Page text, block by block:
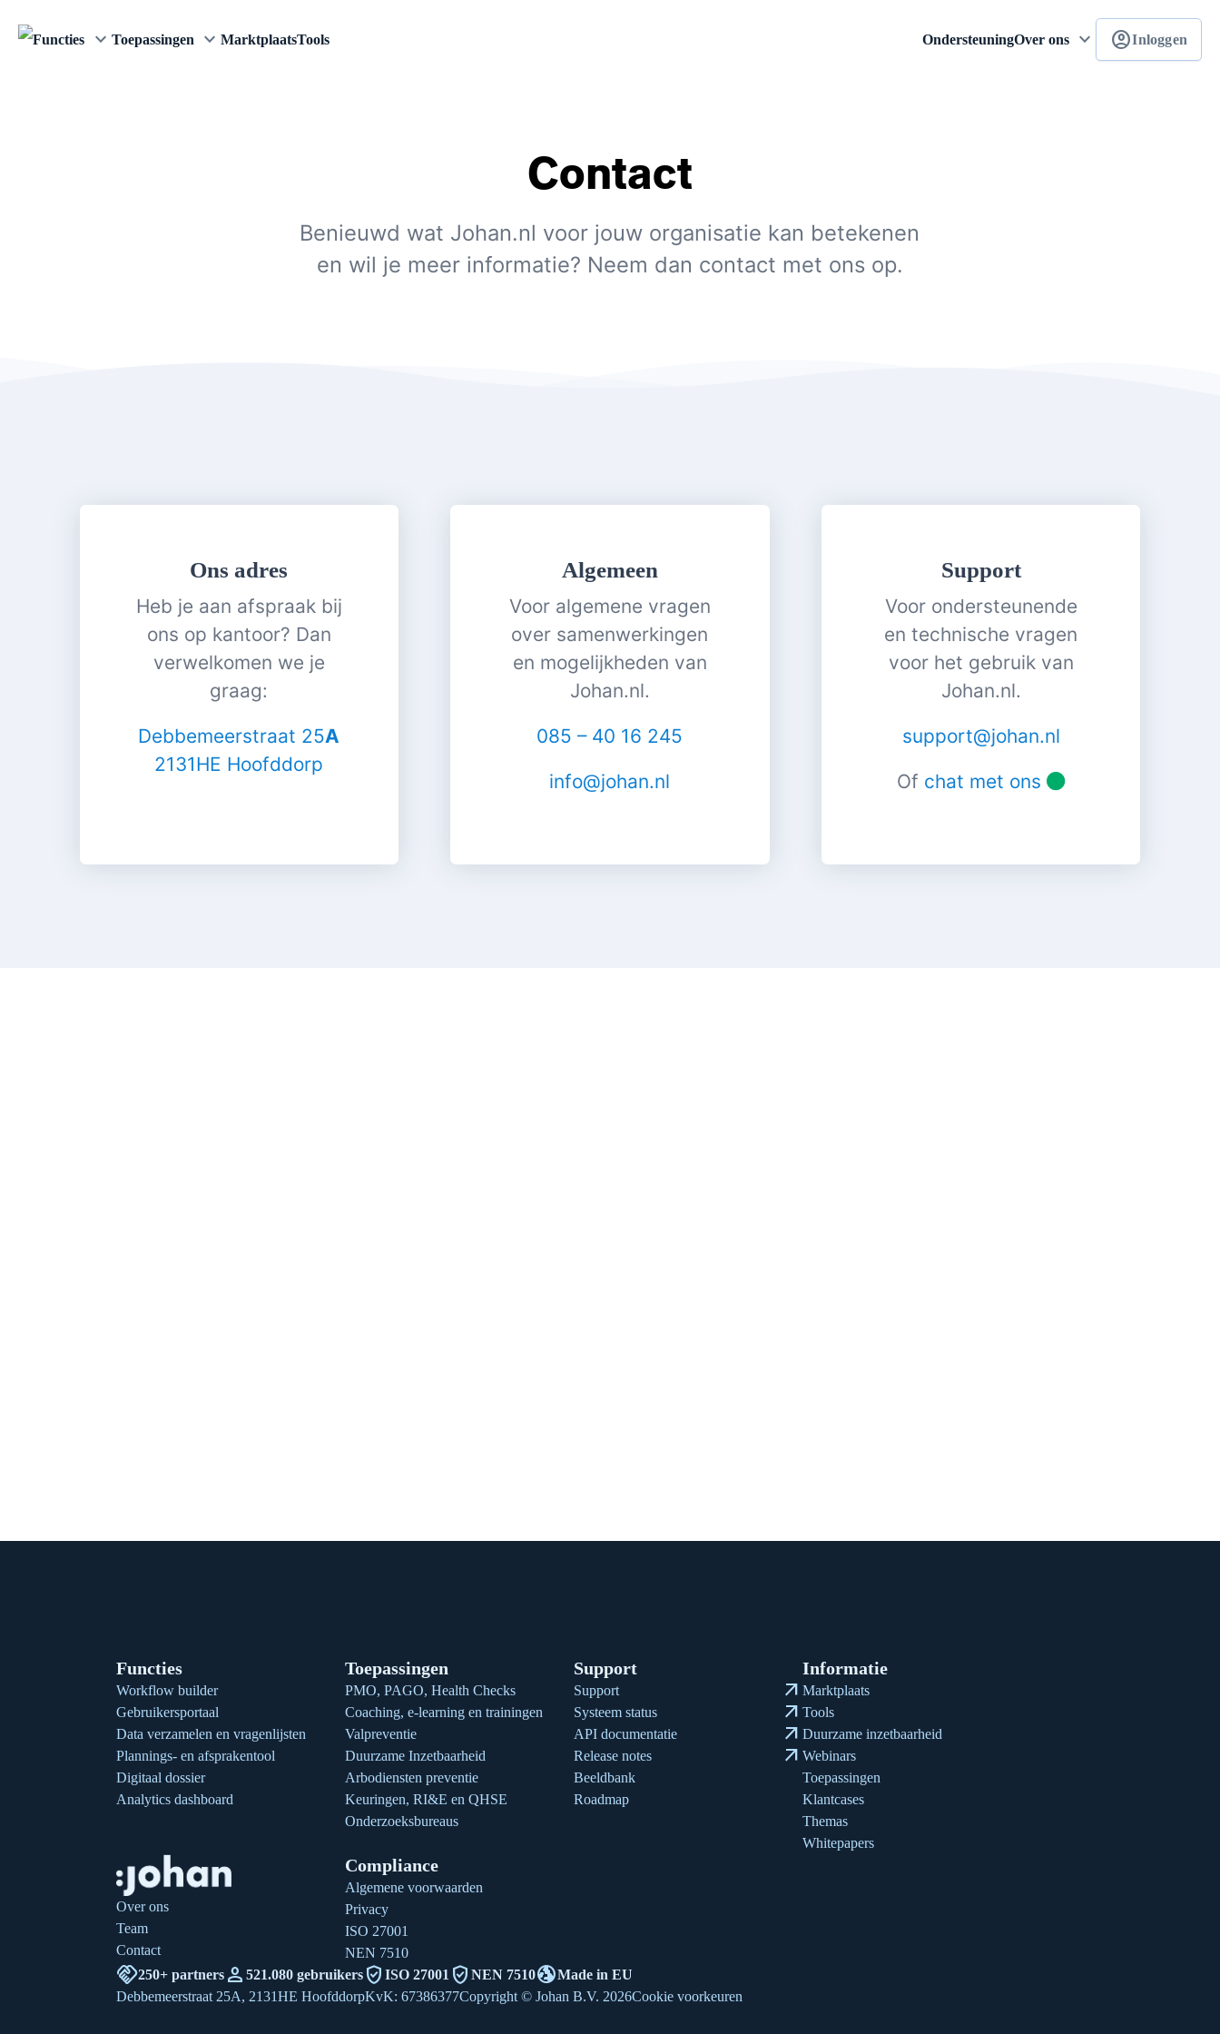
Functies keyboard_arrow_down Toepassingen keyboard_arrow_downMarktplaatsTools OndersteuningOver ons keyboard_arrow_down account_circleInloggen
Contact
Benieuwd wat Johan.nl voor jouw organisatie kan betekenen
en wil je meer informatie? Neem dan contact met ons op.
Ons adres
Heb je aan afspraak bij
ons op kantoor? Dan
verwelkomen we je
graag:
Debbemeerstraat 25A
2131HE Hoofddorp
Algemeen
Voor algemene vragen
over samenwerkingen
en mogelijkheden van
Johan.nl.
085 – 40 16 245
info@johan.nl
Support
Voor ondersteunende
en technische vragen
voor het gebruik van
Johan.nl.
support@johan.nl
Of chat met ons
Functies
Workflow builder
Gebruikersportaal
Data verzamelen en vragenlijsten
Plannings- en afsprakentool
Digitaal dossier
Analytics dashboard
Toepassingen
PMO, PAGO, Health Checks
Coaching, e-learning en trainingen
Valpreventie
Duurzame Inzetbaarheid
Arbodiensten preventie
Keuringen, RI&E en QHSE
Onderzoeksbureaus
Support
Support arrow_outward
Systeem status arrow_outward
API documentatie arrow_outward
Release notes arrow_outward
Beeldbank
Roadmap
Informatie
Marktplaats
Tools
Duurzame inzetbaarheid
Webinars
Toepassingen
Klantcases
Themas
Whitepapers
Over ons
Team
Contact
Compliance
Algemene voorwaarden
Privacy
ISO 27001
NEN 7510
handshake250+ partners person 521.080 gebruikers verified_user ISO 27001 verified_user NEN 7510globe_ukMade in EU
Debbemeerstraat 25A, 2131HE HoofddorpKvK: 67386377Copyright © Johan B.V. 2026Cookie voorkeuren